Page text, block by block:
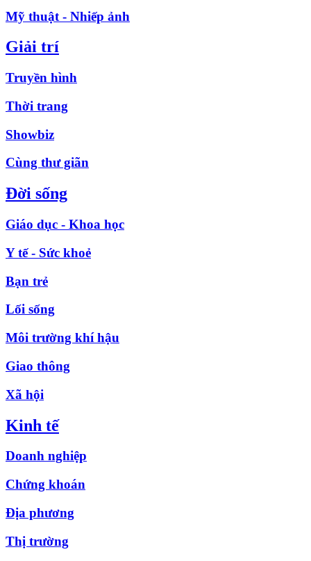
Mỹ thuật - Nhiếp ảnh
Giải trí
Truyền hình
Thời trang
Showbiz
Cùng thư giãn
Đời sống
Giáo dục - Khoa học
Y tế - Sức khoẻ
Bạn trẻ
Lối sống
Môi trường khí hậu
Giao thông
Xã hội
Kinh tế
Doanh nghiệp
Chứng khoán
Địa phương
Thị trường